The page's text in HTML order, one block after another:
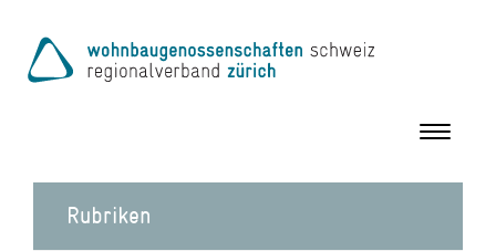
Toggle
Rubriken